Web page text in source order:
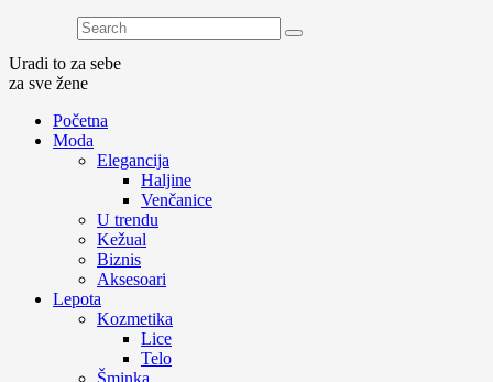
Uradi to za sebe
za sve žene
Početna
Moda
Elegancija
Haljine
Venčanice
U trendu
Kežual
Biznis
Aksesoari
Lepota
Kozmetika
Lice
Telo
Šminka